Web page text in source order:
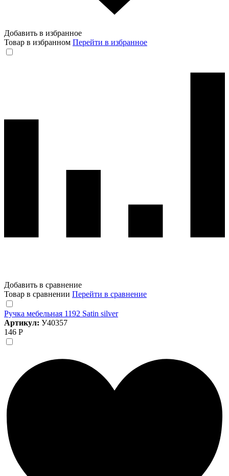
Добавить в избранное
Товар в избранном Перейти в избранное
Добавить в сравнение
Товар в сравнении Перейти в сравнение
Ручка мебельная 1192 Satin silver
Артикул: У40357
146 Р